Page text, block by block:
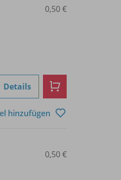
0,50 €
Details
hinzufügen
0,50 €